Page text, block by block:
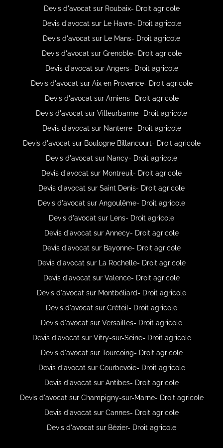
Devis d'avocat sur Roubaix- Droit agricole
Devis d'avocat sur Le Havre- Droit agricole
Devis d'avocat sur Le Mans- Droit agricole
Devis d'avocat sur Grenoble- Droit agricole
Devis d'avocat sur Angers- Droit agricole
Devis d'avocat sur Aix en Provence- Droit agricole
Devis d'avocat sur Amiens- Droit agricole
Devis d'avocat sur Villeurbanne- Droit agricole
Devis d'avocat sur Nanterre- Droit agricole
Devis d'avocat sur Boulogne Billancourt- Droit agricole
Devis d'avocat sur Nancy- Droit agricole
Devis d'avocat sur Montreuil- Droit agricole
Devis d'avocat sur Saint Denis- Droit agricole
Devis d'avocat sur Angoulême- Droit agricole
Devis d'avocat sur Lens- Droit agricole
Devis d'avocat sur Annecy- Droit agricole
Devis d'avocat sur Bayonne- Droit agricole
Devis d'avocat sur La Rochelle- Droit agricole
Devis d'avocat sur Valence- Droit agricole
Devis d'avocat sur Montbéliard- Droit agricole
Devis d'avocat sur Créteil- Droit agricole
Devis d'avocat sur Versailles- Droit agricole
Devis d'avocat sur Vitry-sur-Seine- Droit agricole
Devis d'avocat sur Tourcoing- Droit agricole
Devis d'avocat sur Courbevoie- Droit agricole
Devis d'avocat sur Antibes- Droit agricole
Devis d'avocat sur Champigny-sur-Marne- Droit agricole
Devis d'avocat sur Cannes- Droit agricole
Devis d'avocat sur Bézier- Droit agricole